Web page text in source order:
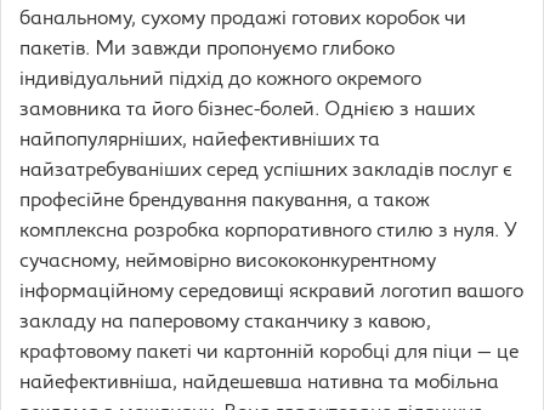
банальному, сухому продажі готових коробок чи
пакетів. Ми завжди пропонуємо глибоко
індивідуальний підхід до кожного окремого
замовника та його бізнес-болей. Однією з наших
найпопулярніших, найефективніших та
найзатребуваніших серед успішних закладів послуг є
професійне брендування пакування, а також
комплексна розробка корпоративного стилю з нуля. У
сучасному, неймовірно висококонкурентному
інформаційному середовищі яскравий логотип вашого
закладу на паперовому стаканчику з кавою,
крафтовому пакеті чи картонній коробці для піци — це
найефективніша, найдешевша нативна та мобільна